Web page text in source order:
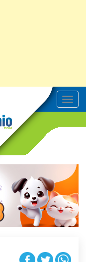
T
o
v
g
t
i
o
n